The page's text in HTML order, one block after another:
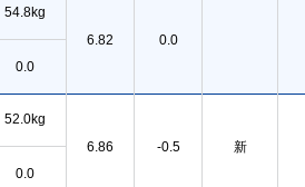
54.8kg
6.82
0.0
0.0
52.0kg
6.86
-0.5 新
0.0